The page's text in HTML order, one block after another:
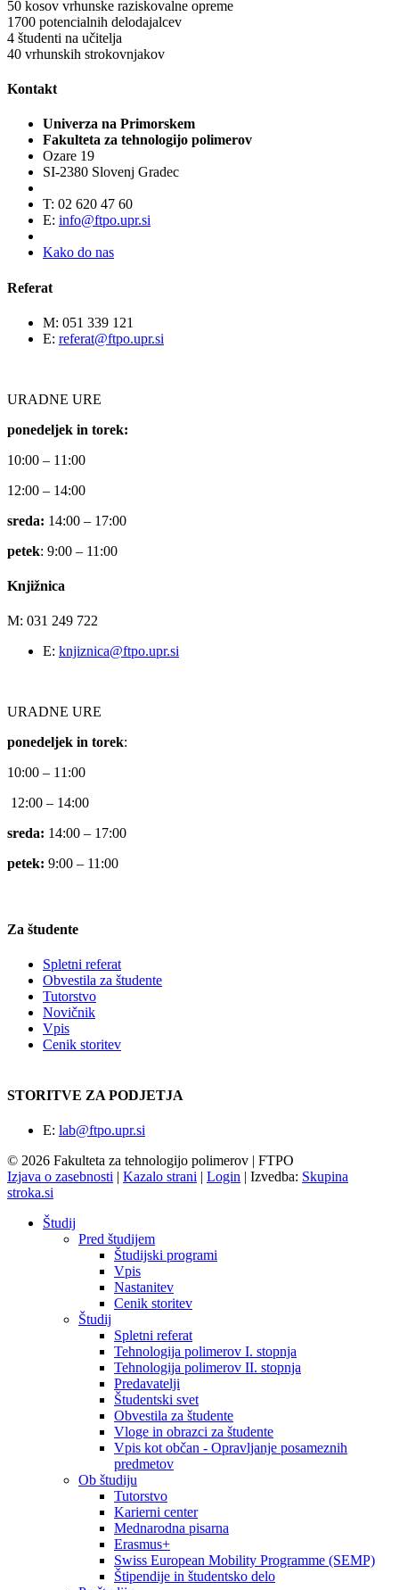
50 kosov vrhunske raziskovalne opreme
1700 potencialnih delodajalcev
4 študenti na učitelja
40 vrhunskih strokovnjakov
Kontakt
Univerza na Primorskem
Fakulteta za tehnologijo polimerov
Ozare 19
SI-2380 Slovenj Gradec
T: 02 620 47 60
E: info@ftpo.upr.si
Kako do nas
Referat
M: 051 339 121
E: referat@ftpo.upr.si
URADNE URE
ponedeljek in torek:
10:00 – 11:00
12:00 – 14:00
sreda: 14:00 – 17:00
petek: 9:00 – 11:00
Knjižnica
M: 031 249 722
E: knjiznica@ftpo.upr.si
URADNE URE
ponedeljek in torek:
10:00 – 11:00
12:00 – 14:00
sreda: 14:00 – 17:00
petek: 9:00 – 11:00
Za študente
Spletni referat
Obvestila za študente
Tutorstvo
Novičnik
Vpis
Cenik storitev
STORITVE ZA PODJETJA
E: lab@ftpo.upr.si
© 2026 Fakulteta za tehnologijo polimerov | FTPO
Izjava o zasebnosti | Kazalo strani | Login | Izvedba: Skupina
stroka.si
Študij
Pred študijem
Študijski programi
Vpis
Nastanitev
Cenik storitev
Študij
Spletni referat
Tehnologija polimerov I. stopnja
Tehnologija polimerov II. stopnja
Predavatelji
Študentski svet
Obvestila za študente
Vloge in obrazci za študente
Vpis kot občan - Opravljanje posameznih
predmetov
Ob študiju
Tutorstvo
Karierni center
Mednarodna pisarna
Erasmus+
Swiss European Mobility Programme (SEMP)
Štipendije in študentsko delo